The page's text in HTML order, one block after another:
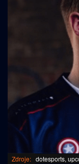
Zdroje: dotesports,